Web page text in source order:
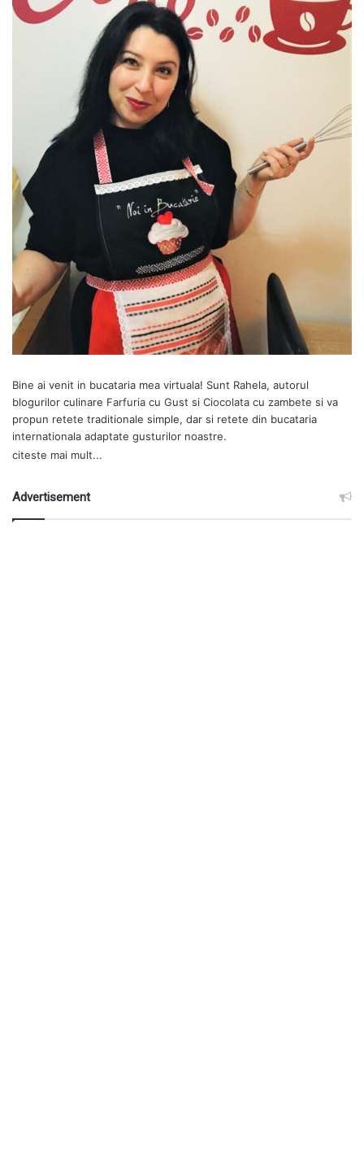
Bine ai venit in bucataria mea virtuala! Sunt Rahela, autorul
blogurilor culinare Farfuria cu Gust si Ciocolata cu zambete si va
propun retete traditionale simple, dar si retete din bucataria
internationala adaptate gusturilor noastre.
citeste mai mult...
Advertisement